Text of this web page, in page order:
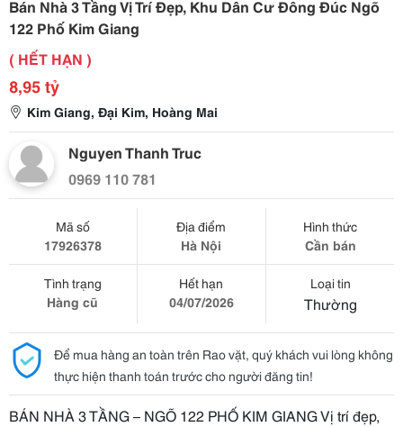
Bán Nhà 3 Tầng Vị Trí Đẹp, Khu Dân Cư Đông Đúc Ngõ
122 Phố Kim Giang
( HẾT HẠN )
8,95 tỷ
Kim Giang, Đại Kim, Hoàng Mai
Nguyen Thanh Truc
0969 110 781
Mã số
17926378
Địa điểm
Hà Nội
Hình thức
Cần bán
Tình trạng
Hàng cũ
Hết hạn
04/07/2026
Loại tin
Thường
Để mua hàng an toàn trên Rao vặt, quý khách vui lòng không
thực hiện thanh toán trước cho người đăng tin!
BÁN NHÀ 3 TẦNG – NGÕ 122 PHỐ KIM GIANG Vị trí đẹp,